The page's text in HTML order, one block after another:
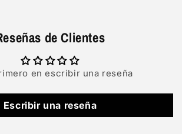
de Clientes
en escribir una reseña
Escribir una reseña